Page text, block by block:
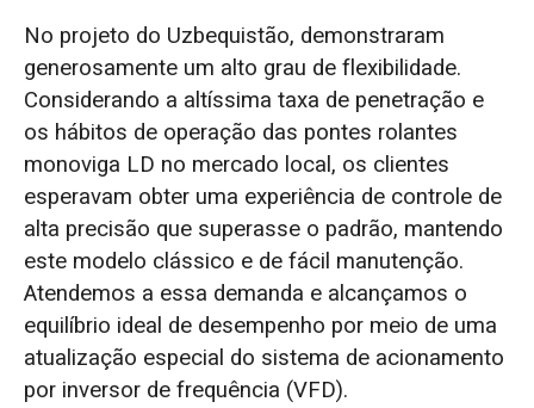
No projeto do Uzbequistão, demonstraram
generosamente um alto grau de flexibilidade.
Considerando a altíssima taxa de penetração e
os hábitos de operação das pontes rolantes
monoviga LD no mercado local, os clientes
esperavam obter uma experiência de controle de
alta precisão que superasse o padrão, mantendo
este modelo clássico e de fácil manutenção.
Atendemos a essa demanda e alcançamos o
equilíbrio ideal de desempenho por meio de uma
atualização especial do sistema de acionamento
por inversor de frequência (VFD).